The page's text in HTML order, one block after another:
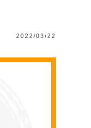
2022/03/22